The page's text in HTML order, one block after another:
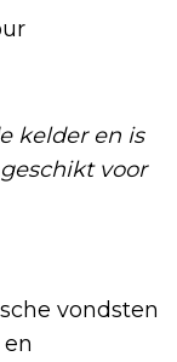
kelder en is
voor
vondsten